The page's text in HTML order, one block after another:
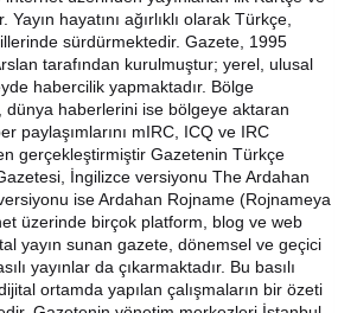
hayatını ağırlıklı olarak Türkçe,
sürdürmektedir. Gazete, 1995
tarafından kurulmuştur; yerel, ulusal
habercilik yapmaktadır. Bölge
dünya haberlerini ise bölgeye aktaran
paylaşımlarını mIRC, ICQ ve IRC
gerçekleştirmiştir Gazetenin Türkçe
İngilizce versiyonu The Ardahan
ise Ardahan Rojname (Rojnameya
üzerinde birçok platform, blog ve web
yayın sunan gazete, dönemsel ve geçici
yayınlar da çıkarmaktadır. Bu basılı
ortamda yapılan çalışmaların bir özeti